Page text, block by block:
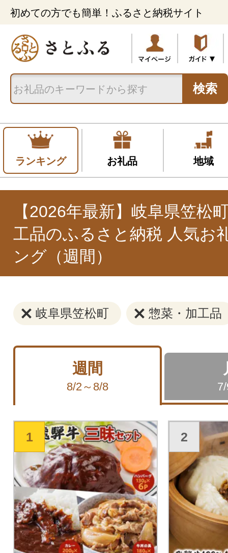
初めての方でも簡単！ふるさと納税サイト
検索
ランキング お礼品 地域
【2026年最新】岐阜県笠松
工品のふるさと納税 人気お
ング（週間）
岐阜県笠松町 惣菜・加工品
週間
8/2～8/8
1 2